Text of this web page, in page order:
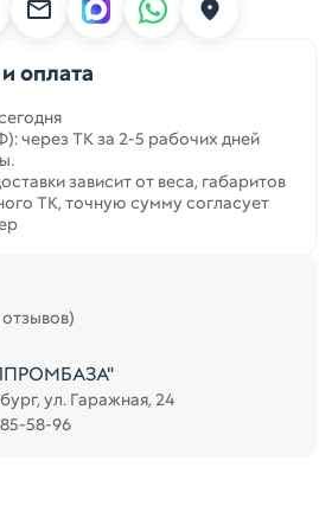
оплата
через ТК за 2-5 рабочих дней
зависит от веса, габаритов
ТК, точную сумму согласует
ул. Гаражная, 24
58-96